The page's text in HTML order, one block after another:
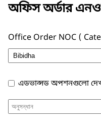
অফিস অর্ডার
Office Order NOC (
এডভান্সড অপশনগুলো